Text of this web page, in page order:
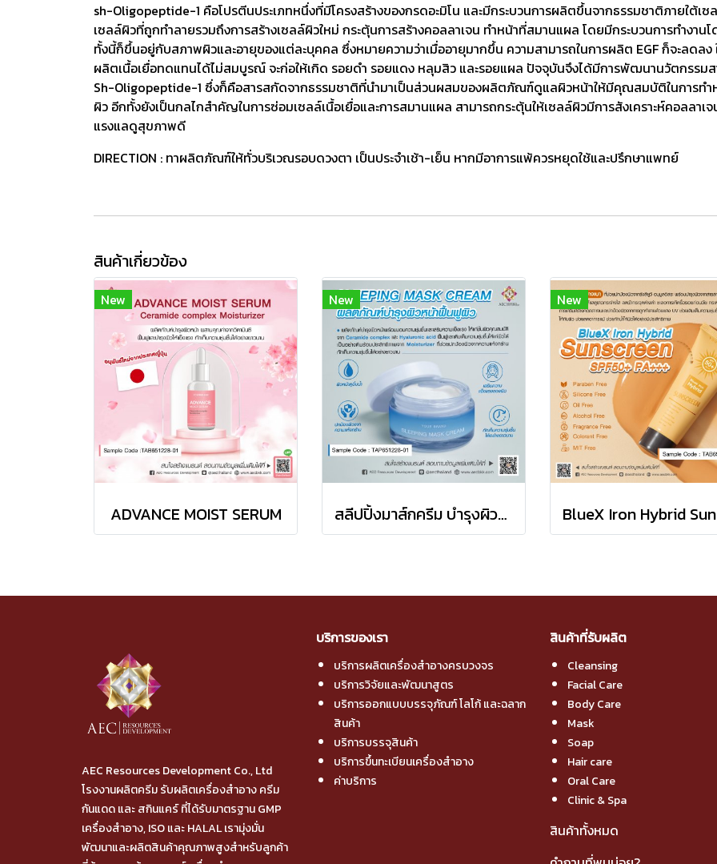
sh-Oligopeptide-1 คือโปรตีนประเภทหนึ่งที่มีโครงสร้างของกรดอะมิโน และมีกระบวนการผลิตขึ้นจากธรรมชาติภายใต้เ
เซลล์ผิวที่ถูกทำลายรวมถึงการสร้างเซลล์ผิวใหม่ กระตุ้นการสร้างคอลลาเจน ทำหน้าที่สมานแผล โดยมีกระบวนการทำงาน
ทั้งนี้ก็ขึ้นอยู่กับสภาพผิวและอายุของแต่ละบุคคล ซึ่งหมายความว่าเมื่ออายุมากขึ้น ความสามารถในการผลิต EGF ก็จะลดล
ผลิตเนื้อเยื่อทดแทนได้ไม่สมบูรณ์ จะก่อให้เกิด รอยดำ รอยแดง หลุมสิว และรอยแผล ปัจจุบันจึงได้มีการพัฒนานวัตกรร
Sh-Oligopeptide-1 ซึ่งก็คือสารสกัดจากธรรมชาติที่นำมาเป็นส่วนผสมของผลิตภัณฑ์ดูแลผิวหน้าให้มีคุณสมบัติในการทำ
ผิว อีกทั้งยังเป็นกลไกสำคัญในการซ่อมเซลล์เนื้อเยื่อและการสมานแผล สามารถกระตุ้นให้เซลล์ผิวมีการสังเคราะห์คอลล
แรงแลดูสุขภาพดี
DIRECTION : ทาผลิตภัณฑ์ให้ทั่วบริเวณรอบดวงตา เป็นประจำเช้า-เย็น หากมีอาการแพ้ควรหยุดใช้และปรึกษาแพทย์
สินค้าเกี่ยวข้อง
New
ADVANCE MOIST SERUM
New
สลีปปิ้งมาส์กครีม บำรุงผิวหน้าอย่างล้ำลึกยามค่ำคืน
New
AEC Resources Development Co., Ltd
โรงงานผลิตครีม รับผลิตเครื่องสำอาง ครีม
กันแดด และ สกินแคร์ ที่ได้รับมาตรฐาน GMP
เครื่องสำอาง, ISO และ HALAL เรามุ่งมั่น
พัฒนาและผลิตสินค้าคุณภาพสูงสำหรับลูกค้า
บริการของเรา
บริการผลิตเครื่องสำอางครบวงจร
บริการวิจัยและพัฒนาสูตร
บริการออกแบบบรรจุภัณฑ์ โลโก้ และฉลาก
สินค้า
บริการบรรจุสินค้า
บริการขึ้นทะเบียนเครื่องสำอาง
ค่าบริการ
สินค้าที่รับผลิต
Cleansing
Facial Care
Body Care
Mask
Soap
Hair care
Oral Care
Clinic & Spa
สินค้าทั้งหมด